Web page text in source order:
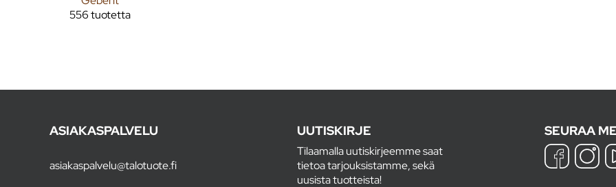
556 tuotetta
ASIAKASPALVELU
asiakaspalvelu@talotuote.fi
UUTISKIRJE
Tilaamalla uutiskirjeemme saat
tietoa tarjouksistamme, sekä
uusista tuotteista!
SEURAA